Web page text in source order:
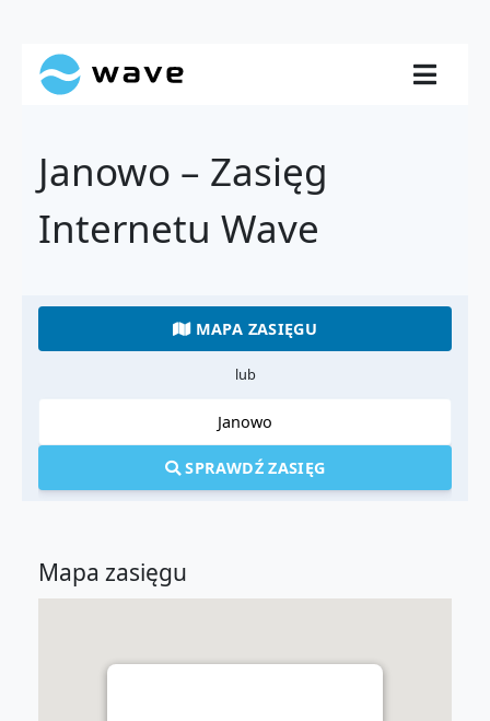
Janowo – Zasięg
Internetu Wave
MAPA ZASIĘGU
lub
SPRAWDŹ ZASIĘG
Mapa zasięgu